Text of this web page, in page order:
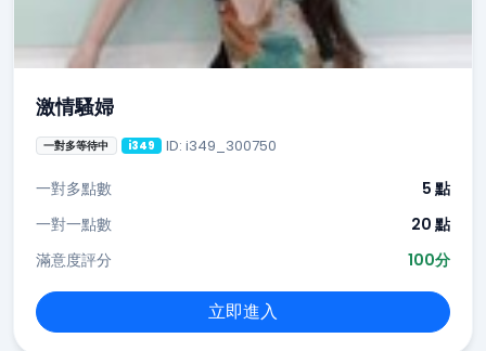
激情騷婦
一對多等待中 i349 ID: i349_300750
一對多點數
5 點
一對一點數
20 點
滿意度評分
100分
立即進入